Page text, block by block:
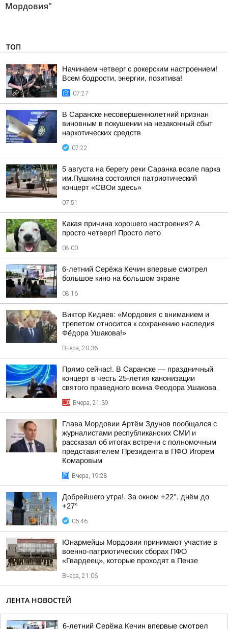
Мордовия"
ТОП
Начинаем четверг с рокерским настроением!
Всем бодрости, энергии, позитива!
07:27
В Саранске несовершеннолетний признан
виновным в покушении на незаконный сбыт
наркотических средств
07:22
5 августа на берегу реки Саранка возле парка
им.Пушкина состоялся патриотический
концерт «СВОи здесь»
07:51
Какая причина хорошего настроения? А
просто четверг! Просто лето
08:00
6-летний Серёжа Кечин впервые смотрел
большое кино на большом экране
08:16
Виктор Кидяев: «Мордовия с вниманием и
трепетом относится к сохранению наследия
Фёдора Ушакова!»
Вчера, 20:36
Прямо сейчас!. В Саранске — праздничный
концерт в честь 25-летия канонизации
святого праведного воина Феодора Ушакова
Вчера, 21:39
Глава Мордовии Артём Здунов пообщался с
журналистами республиканских СМИ и
рассказал об итогах встречи с полномочным
представителем Президента в ПФО Игорем
Комаровым
Вчера, 19:28
Добрейшего утра!. За окном +22°, днём до
+27°
06:46
Юнармейцы Мордовии принимают участие в
военно-патриотических сборах ПФО
«Гвардеец», которые проходят в Пензе
Вчера, 21:06
ЛЕНТА НОВОСТЕЙ
6-летний Серёжа Кечин впервые смотрел